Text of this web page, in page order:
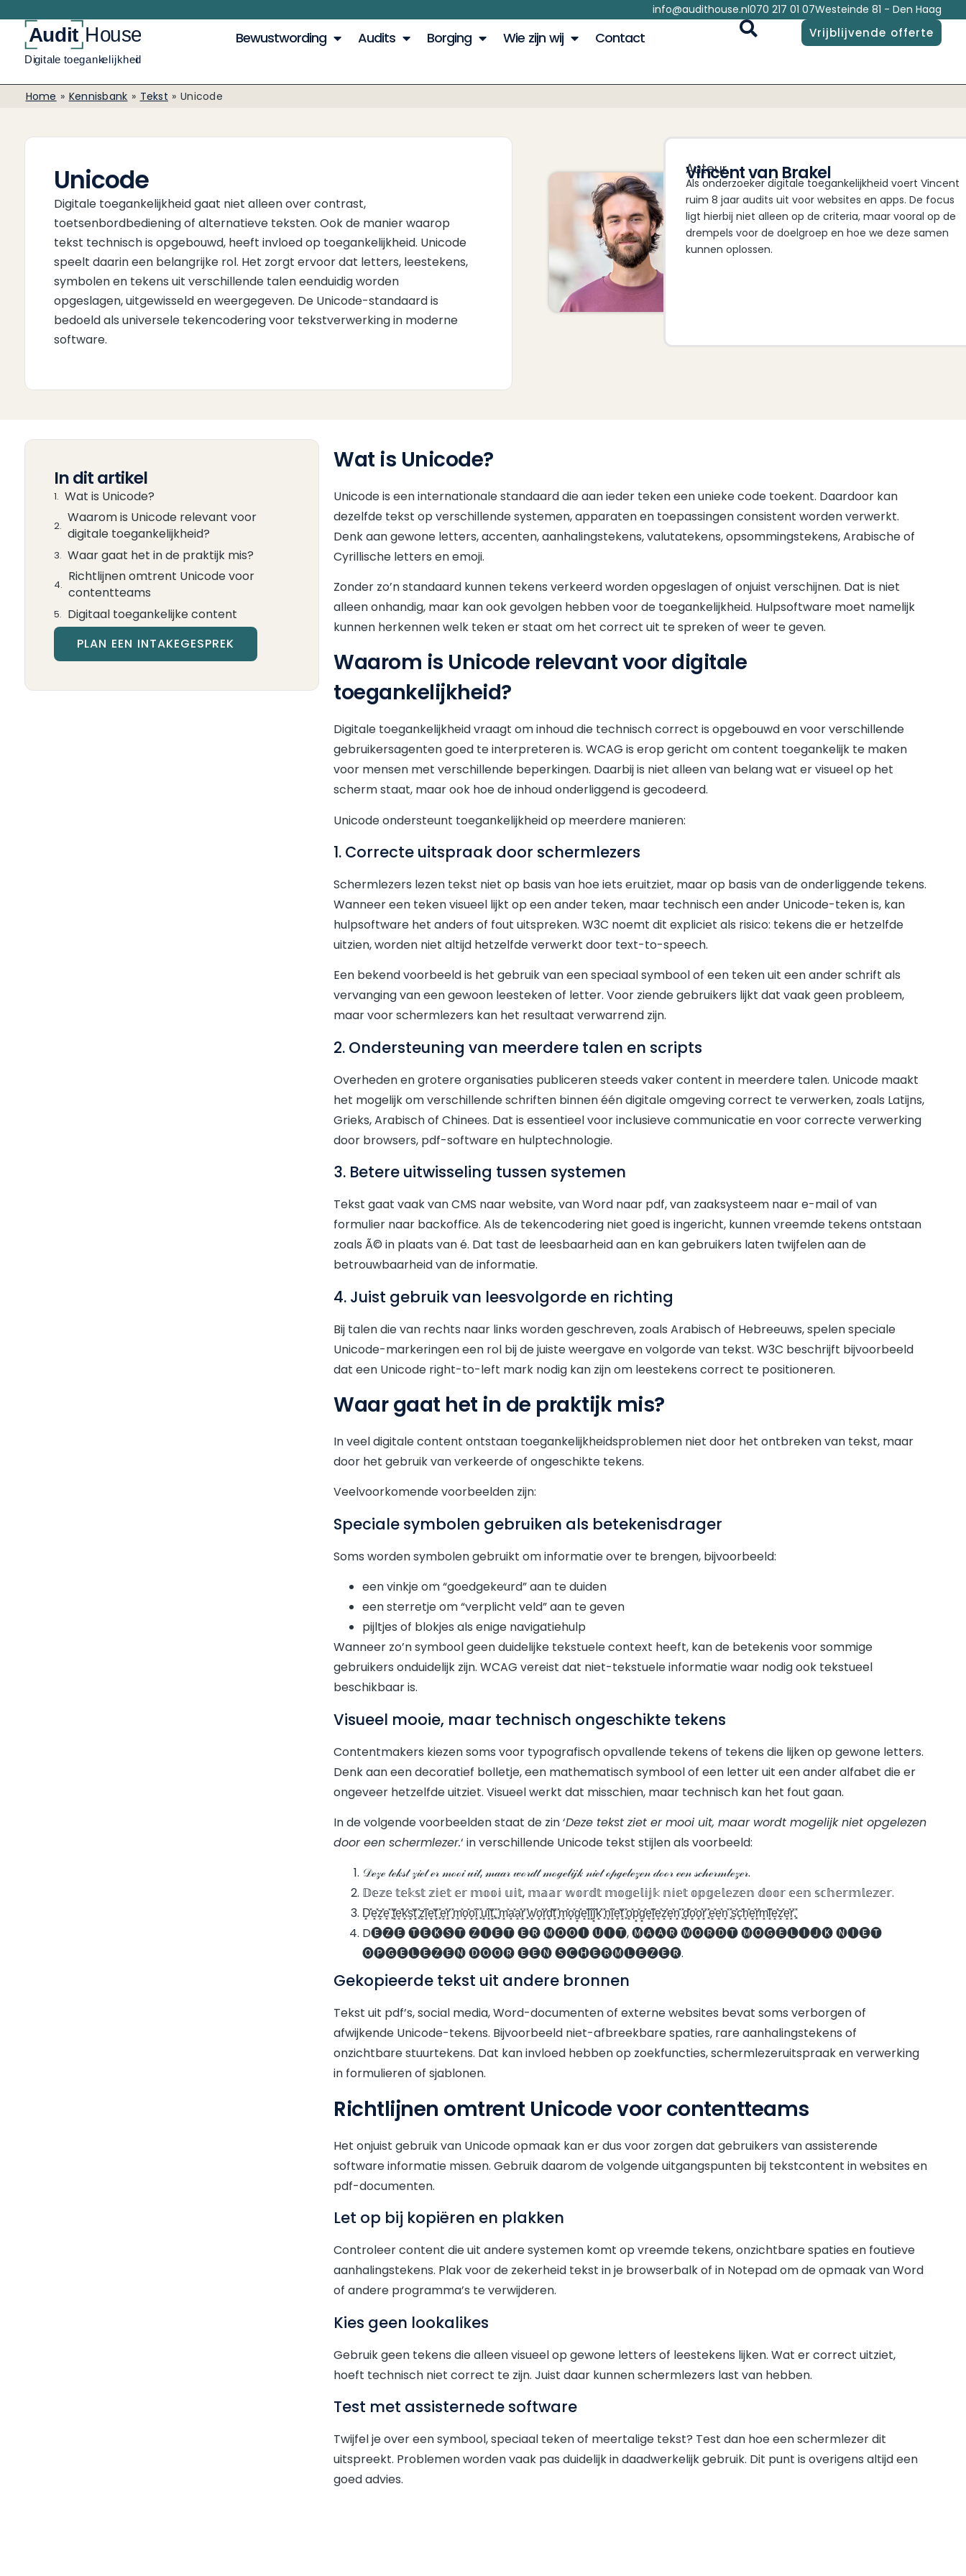
info@audithouse.nl070 217 01 07Westeinde 81 - Den Haag
Bewustwording Audits Borging Wie zijn wij Contact Vrijblijvende offerte
Home » Kennisbank » Tekst » Unicode
Unicode
Digitale toegankelijkheid gaat niet alleen over contrast,
toetsenbordbediening of alternatieve teksten. Ook de manier waarop
tekst technisch is opgebouwd, heeft invloed op toegankelijkheid. Unicode
speelt daarin een belangrijke rol. Het zorgt ervoor dat letters, leestekens,
symbolen en tekens uit verschillende talen eenduidig worden
opgeslagen, uitgewisseld en weergegeven. De Unicode-standaard is
bedoeld als universele tekencodering voor tekstverwerking in moderne
software.
Auteur
Vincent van Brakel
Als onderzoeker digitale toegankelijkheid voert Vincent
ruim 8 jaar audits uit voor websites en apps. De focus
ligt hierbij niet alleen op de criteria, maar vooral op de
drempels voor de doelgroep en hoe we deze samen
kunnen oplossen.
In dit artikel
Wat is Unicode?
Waarom is Unicode relevant voor
digitale toegankelijkheid?
Waar gaat het in de praktijk mis?
Richtlijnen omtrent Unicode voor
contentteams
Digitaal toegankelijke content
PLAN EEN INTAKEGESPREK
Wat is Unicode?
Unicode is een internationale standaard die aan ieder teken een unieke code toekent. Daardoor kan
dezelfde tekst op verschillende systemen, apparaten en toepassingen consistent worden verwerkt.
Denk aan gewone letters, accenten, aanhalingstekens, valutatekens, opsommingstekens, Arabische of
Cyrillische letters en emoji.
Zonder zo’n standaard kunnen tekens verkeerd worden opgeslagen of onjuist verschijnen. Dat is niet
alleen onhandig, maar kan ook gevolgen hebben voor de toegankelijkheid. Hulpsoftware moet namelijk
kunnen herkennen welk teken er staat om het correct uit te spreken of weer te geven.
Waarom is Unicode relevant voor digitale
toegankelijkheid?
Digitale toegankelijkheid vraagt om inhoud die technisch correct is opgebouwd en voor verschillende
gebruikersagenten goed te interpreteren is. WCAG is erop gericht om content toegankelijk te maken
voor mensen met verschillende beperkingen. Daarbij is niet alleen van belang wat er visueel op het
scherm staat, maar ook hoe de inhoud onderliggend is gecodeerd.
Unicode ondersteunt toegankelijkheid op meerdere manieren:
1. Correcte uitspraak door schermlezers
Schermlezers lezen tekst niet op basis van hoe iets eruitziet, maar op basis van de onderliggende tekens.
Wanneer een teken visueel lijkt op een ander teken, maar technisch een ander Unicode-teken is, kan
hulpsoftware het anders of fout uitspreken. W3C noemt dit expliciet als risico: tekens die er hetzelfde
uitzien, worden niet altijd hetzelfde verwerkt door text-to-speech.
Een bekend voorbeeld is het gebruik van een speciaal symbool of een teken uit een ander schrift als
vervanging van een gewoon leesteken of letter. Voor ziende gebruikers lijkt dat vaak geen probleem,
maar voor schermlezers kan het resultaat verwarrend zijn.
2. Ondersteuning van meerdere talen en scripts
Overheden en grotere organisaties publiceren steeds vaker content in meerdere talen. Unicode maakt
het mogelijk om verschillende schriften binnen één digitale omgeving correct te verwerken, zoals Latijns,
Grieks, Arabisch of Chinees. Dat is essentieel voor inclusieve communicatie en voor correcte verwerking
door browsers, pdf-software en hulptechnologie.
3. Betere uitwisseling tussen systemen
Tekst gaat vaak van CMS naar website, van Word naar pdf, van zaaksysteem naar e-mail of van
formulier naar backoffice. Als de tekencodering niet goed is ingericht, kunnen vreemde tekens ontstaan
zoals Ã© in plaats van é. Dat tast de leesbaarheid aan en kan gebruikers laten twijfelen aan de
betrouwbaarheid van de informatie.
4. Juist gebruik van leesvolgorde en richting
Bij talen die van rechts naar links worden geschreven, zoals Arabisch of Hebreeuws, spelen speciale
Unicode-markeringen een rol bij de juiste weergave en volgorde van tekst. W3C beschrijft bijvoorbeeld
dat een Unicode right-to-left mark nodig kan zijn om leestekens correct te positioneren.
Waar gaat het in de praktijk mis?
In veel digitale content ontstaan toegankelijkheidsproblemen niet door het ontbreken van tekst, maar
door het gebruik van verkeerde of ongeschikte tekens.
Veelvoorkomende voorbeelden zijn:
Speciale symbolen gebruiken als betekenisdrager
Soms worden symbolen gebruikt om informatie over te brengen, bijvoorbeeld:
een vinkje om “goedgekeurd” aan te duiden
een sterretje om “verplicht veld” aan te geven
pijltjes of blokjes als enige navigatiehulp
Wanneer zo’n symbool geen duidelijke tekstuele context heeft, kan de betekenis voor sommige
gebruikers onduidelijk zijn. WCAG vereist dat niet-tekstuele informatie waar nodig ook tekstueel
beschikbaar is.
Visueel mooie, maar technisch ongeschikte tekens
Contentmakers kiezen soms voor typografisch opvallende tekens of tekens die lijken op gewone letters.
Denk aan een decoratief bolletje, een mathematisch symbool of een letter uit een ander alfabet die er
ongeveer hetzelfde uitziet. Visueel werkt dat misschien, maar technisch kan het fout gaan.
In de volgende voorbeelden staat de zin ‘Deze tekst ziet er mooi uit, maar wordt mogelijk niet opgelezen
door een schermlezer.‘ in verschillende Unicode tekst stijlen als voorbeeld:
𝒟ℯ𝓏ℯ 𝓉ℯ𝓀𝓈𝓉 𝓏𝒾ℯ𝓉 ℯ𝓇 𝓂ℴℴ𝒾 𝓊𝒾𝓉, 𝓂𝒶𝒶𝓇 𝓌ℴ𝓇𝒹𝓉 𝓂ℴℊℯ𝓁𝒾𝒿𝓀 𝓃𝒾ℯ𝓉 ℴ𝓅ℊℯ𝓁ℯ𝓏ℯ𝓃 𝒹ℴℴ𝓇 ℯℯ𝓃 𝓈𝒸𝒽ℯ𝓇𝓂𝓁ℯ𝓏ℯ𝓇.
𝔻𝕖𝕫𝕖 𝕥𝕖𝕜𝕤𝕥 𝕫𝕚𝕖𝕥 𝕖𝕣 𝕞𝕠𝕠𝕚 𝕦𝕚𝕥, 𝕞𝕒𝕒𝕣 𝕨𝕠𝕣𝕕𝕥 𝕞𝕠𝕘𝕖𝕝𝕚𝕛𝕜 𝕟𝕚𝕖𝕥 𝕠𝕡𝕘𝕖𝕝𝕖𝕫𝕖𝕟 𝕕𝕠𝕠𝕣 𝕖𝕖𝕟 𝕤𝕔𝕙𝕖𝕣𝕞𝕝𝕖𝕫𝕖𝕣.
D͓̽e͓̽z͓̽e͓̽ ͓̽t͓̽e͓̽k͓̽s͓̽t͓̽ ͓̽z͓̽i͓̽e͓̽t͓̽ ͓̽e͓̽r͓̽ ͓̽m͓̽o͓̽o͓̽i͓̽ ͓̽u͓̽i͓̽t͓̽,͓̽ ͓̽m͓̽a͓̽a͓̽r͓̽ ͓̽w͓̽o͓̽r͓̽d͓̽t͓̽ ͓̽m͓̽o͓̽g͓̽e͓̽l͓̽i͓̽j͓̽k͓̽ ͓̽n͓̽i͓̽e͓̽t͓̽ ͓̽o͓̽p͓̽g͓̽e͓̽l͓̽e͓̽z͓̽e͓̽n͓̽ ͓̽d͓̽o͓̽o͓̽r͓̽ ͓̽e͓̽e͓̽n͓̽ ͓̽s͓̽c͓̽h͓̽e͓̽r͓̽m͓̽l͓̽e͓̽z͓̽e͓̽r͓̽.͓̽
D🅔🅩🅔 🅣🅔🅚🅢🅣 🅩🅘🅔🅣 🅔🅡 🅜🅞🅞🅘 🅤🅘🅣, 🅜🅐🅐🅡 🅦🅞🅡🅓🅣 🅜🅞🅖🅔🅛🅘🅙🅚 🅝🅘🅔🅣
🅞🅟🅖🅔🅛🅔🅩🅔🅝 🅓🅞🅞🅡 🅔🅔🅝 🅢🅒🅗🅔🅡🅜🅛🅔🅩🅔🅡.
Gekopieerde tekst uit andere bronnen
Tekst uit pdf’s, social media, Word-documenten of externe websites bevat soms verborgen of
afwijkende Unicode-tekens. Bijvoorbeeld niet-afbreekbare spaties, rare aanhalingstekens of
onzichtbare stuurtekens. Dat kan invloed hebben op zoekfuncties, schermlezeruitspraak en verwerking
in formulieren of sjablonen.
Richtlijnen omtrent Unicode voor contentteams
Het onjuist gebruik van Unicode opmaak kan er dus voor zorgen dat gebruikers van assisterende
software informatie missen. Gebruik daarom de volgende uitgangspunten bij tekstcontent in websites en
pdf-documenten.
Let op bij kopiëren en plakken
Controleer content die uit andere systemen komt op vreemde tekens, onzichtbare spaties en foutieve
aanhalingstekens. Plak voor de zekerheid tekst in je browserbalk of in Notepad om de opmaak van Word
of andere programma’s te verwijderen.
Kies geen lookalikes
Gebruik geen tekens die alleen visueel op gewone letters of leestekens lijken. Wat er correct uitziet,
hoeft technisch niet correct te zijn. Juist daar kunnen schermlezers last van hebben.
Test met assisternede software
Twijfel je over een symbool, speciaal teken of meertalige tekst? Test dan hoe een schermlezer dit
uitspreekt. Problemen worden vaak pas duidelijk in daadwerkelijk gebruik. Dit punt is overigens altijd een
goed advies.